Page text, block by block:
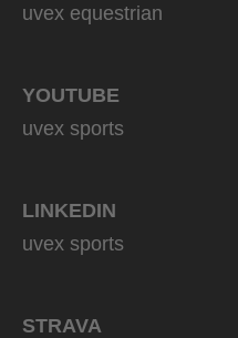
uvex equestrian
YOUTUBE
uvex sports
LINKEDIN
uvex sports
STRAVA